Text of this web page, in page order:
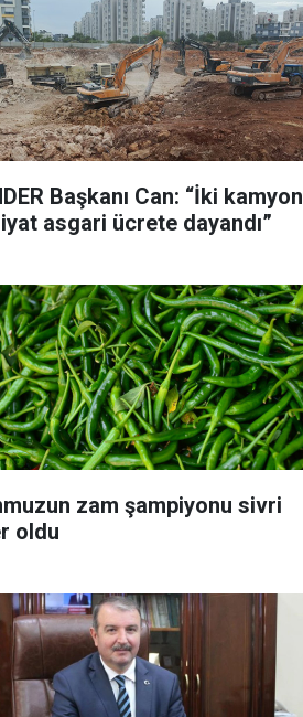
Başkanı Can: “İki kamyon
asgari ücrete dayandı”
zam şampiyonu sivri
oldu